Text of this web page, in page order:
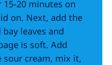
20 minutes on
on. Next, add the
leaves and
is soft. Add
sour cream, mix it,